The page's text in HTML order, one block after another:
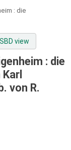
: die
view
: die
von R.